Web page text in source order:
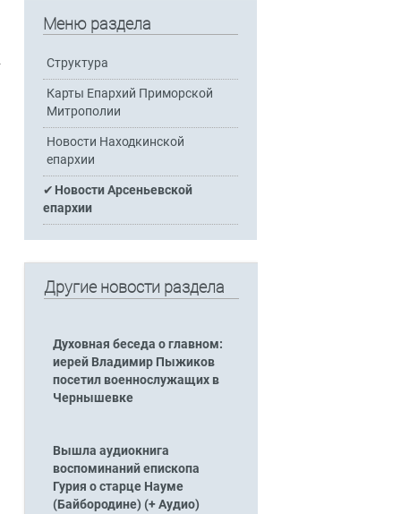
Меню раздела
Структура
Карты Епархий Приморской
Митрополии
Новости Находкинской
епархии
Новости Арсеньевской
епархии
Другие новости раздела
Духовная беседа о главном:
иерей Владимир Пыжиков
посетил военнослужащих в
Чернышевке
Вышла аудиокнига
воспоминаний епископа
Гурия о старце Науме
(Байбородине) (+ Аудио)